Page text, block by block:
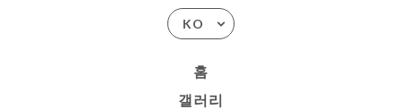
KO
홈
갤러리